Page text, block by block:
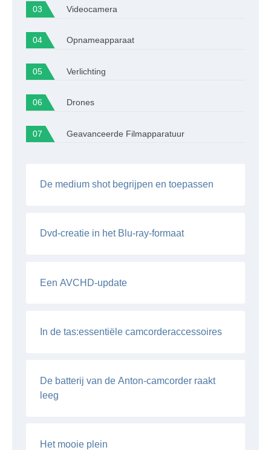
Videocamera
Opnameapparaat
Verlichting
Drones
Geavanceerde Filmapparatuur
De medium shot begrijpen en toepassen
Dvd-creatie in het Blu-ray-formaat
Een AVCHD-update
In de tas:essentiële camcorderaccessoires
De batterij van de Anton-camcorder raakt
leeg
Het mooie plein